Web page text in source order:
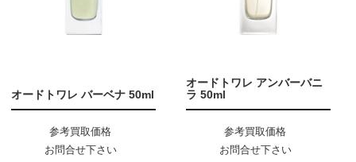
オードトワレ バーベナ 50ml
参考買取価格
お問合せ下さい
オードトワレ アンバーバニ
ラ 50ml
参考買取価格
お問合せ下さい